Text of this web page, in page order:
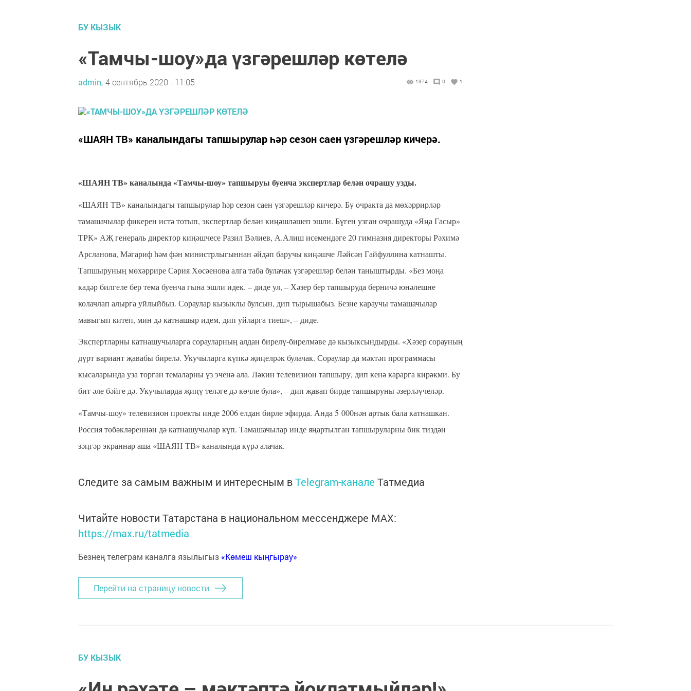
БУ КЫЗЫК
«Тамчы-шоу»да үзгәрешләр көтелә
admin, 4 сентябрь 2020 - 11:05 1374 0 1
«ШАЯН ТВ» каналындагы тапшырулар һәр сезон саен үзгәрешләр кичерә.
«ШАЯН ТВ» каналында «Тамчы-шоу» тапшыруы буенча экспертлар белән очрашу узды.
«ШАЯН ТВ» каналындагы тапшырулар һәр сезон саен үзгәрешләр кичерә. Бу очракта да мөхәррирләр
тамашачылар фикерен истә тотып, экспертлар белән киңәшләшеп эшли. Бүген узган очрашуда «Яңа Гасыр»
ТРК» АҖ генераль директор киңәшчесе Разил Вәлиев, А.Алиш исемендәге 20 гимназия директоры Рәхимә
Арсланова, Мәгариф һәм фән министрлыгыннан әйдәп баручы киңәшче Ләйсән Гайфуллина катнашты.
Тапшыруның мөхәррире Сәрия Хөсәенова алга таба булачак үзгәрешләр белән таныштырды. «Без моңа
кадәр билгеле бер тема буенча гына эшли идек. – диде ул, – Хәзер бер тапшыруда берничә юнәлешне
колачлап алырга уйлыйбыз. Сораулар кызыклы булсын, дип тырышабыз. Безне караучы тамашачылар
мавыгып китеп, мин дә катнашыр идем, дип уйларга тиеш», – диде.
Экспертларны катнашучыларга сорауларның алдан бирелү-бирелмәве дә кызыксындырды. «Хәзер сорауның
дүрт вариант җавабы бирелә. Укучыларга күпкә җиңелрәк булачак. Сораулар да мәктәп программасы
кысаларында уза торган темаларны үз эченә ала. Ләкин телевизион тапшыру, дип кенә карарга кирәкми. Бу
бит әле бәйге дә. Укучыларда җиңү теләге дә көчле була», – дип җавап бирде тапшыруны әзерләүчеләр.
«Тамчы-шоу» телевизион проекты инде 2006 елдан бирле эфирда. Анда 5 000нән артык бала катнашкан.
Россия төбәкләреннән дә катнашучылар күп. Тамашачылар инде яңартылган тапшыруларны бик тиздән
зәңгәр экраннар аша «ШАЯН ТВ» каналында күрә алачак.
Следите за самым важным и интересным вTelegram-канале Татмедиа
Читайте новости Татарстана в национальном мессенджере MАХ:
https://max.ru/tatmedia
Безнең телеграм каналга язылыгыз «Көмеш кыңгырау»
Перейти на страницу новости
БУ КЫЗЫК